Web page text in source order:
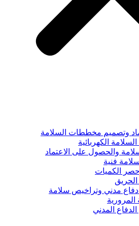
وتصميم مخططات السلامة
الكهربائية
والحصول على الاعتماد
فنية
حصر الكميات
مدني وتراخيص سلامة
المرورية
المدني